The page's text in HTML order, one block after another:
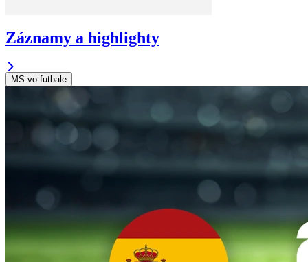
Záznamy a highlighty
MS vo futbale